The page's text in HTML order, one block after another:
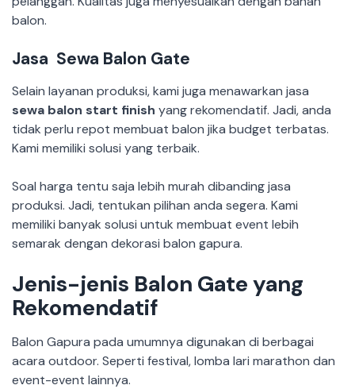
balon.
Jasa Sewa Balon Gate
Selain layanan produksi, kami juga menawarkan jasa
sewa balon start finish yang rekomendatif. Jadi, anda
tidak perlu repot membuat balon jika budget terbatas.
Kami memiliki solusi yang terbaik.
Soal harga tentu saja lebih murah dibanding jasa
produksi. Jadi, tentukan pilihan anda segera. Kami
memiliki banyak solusi untuk membuat event lebih
semarak dengan dekorasi balon gapura.
Jenis-jenis Balon Gate yang
Rekomendatif
Balon Gapura pada umumnya digunakan di berbagai
acara outdoor. Seperti festival, lomba lari marathon dan
event-event lainnya.